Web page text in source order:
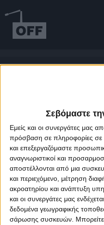
Σεβόμαστε
Εμείς και οι συνεργάτες μας
πρόσβαση σε πληροφορίες
και επεξεργαζόμαστε
αναγνωριστικοί και
αποστέλλονται από μια
και περιεχόμενο, μέτρηση
ακροατηρίου και ανάπτυξη
και οι συνεργάτες μας
δεδομένα γεωγραφικής
σάρωσης συσκευών. Μπορείτε
About Offradio Business Class
Designed & developed by